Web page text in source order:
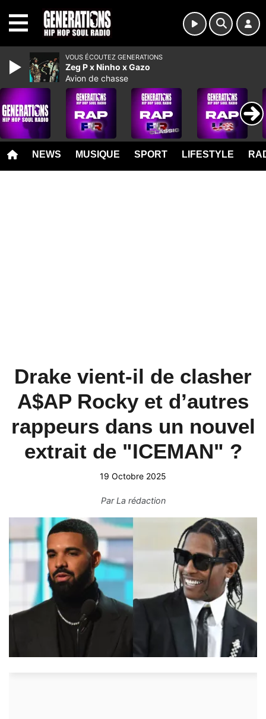
NEWS MUSIQUE SPORT LIFESTYLE
Drake vient-il de clasher
A$AP Rocky et d’autres
rappeurs dans un nouvel
extrait de "ICEMAN" ?
19 Octobre 2025
ParLa rédaction
VOUS ÉCOUTEZ GENERATIONS
Zeg P x Ninho x Gazo
Avion de chasse